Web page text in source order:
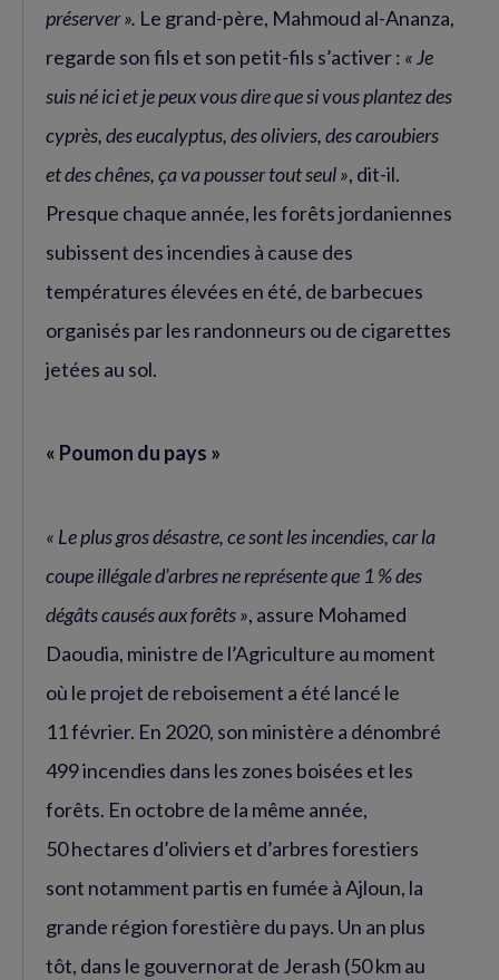
préserver ». Le grand-père, Mahmoud al-Ananza,
regarde son fils et son petit-fils s’activer : « Je
suis né ici et je peux vous dire que si vous plantez des
cyprès, des eucalyptus, des oliviers, des caroubiers
et des chênes, ça va pousser tout seul », dit-il.
Presque chaque année, les forêts jordaniennes
subissent des incendies à cause des
températures élevées en été, de barbecues
organisés par les randonneurs ou de cigarettes
jetées au sol.
« Poumon du pays »
« Le plus gros désastre, ce sont les incendies, car la
coupe illégale d’arbres ne représente que 1 % des
dégâts causés aux forêts », assure Mohamed
Daoudia, ministre de l’Agriculture au moment
où le projet de reboisement a été lancé le
11 février. En 2020, son ministère a dénombré
499 incendies dans les zones boisées et les
forêts. En octobre de la même année,
50 hectares d’oliviers et d’arbres forestiers
sont notamment partis en fumée à Ajloun, la
grande région forestière du pays. Un an plus
tôt, dans le gouvernorat de Jerash (50 km au